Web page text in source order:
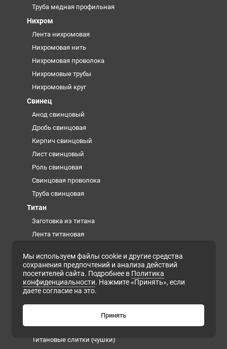
Труба медная профильная
Нихром
Лента нихромовая
Нихромовая нить
Нихромовая проволока
Нихромовые трубы
Нихромовый круг
Свинец
Анод свинцовый
Дробь свинцовая
Кирпич свинцовый
Лист свинцовый
Роль свинцовая
Свинцовая проволока
Труба свинцовая
Титан
Заготовка из титана
Лента титановая
Титановая губка
Титановая плита
Титановая поковка
Титановая фольга
Титановые слитки (чушки)
Мы используем файлы cookie и другие средства
сохранения предпочтений и анализа действий
посетителей сайта. Подробнее в Политика
конфиденциальности. Нажмите «Принять», если
даете согласие на это.
Принять